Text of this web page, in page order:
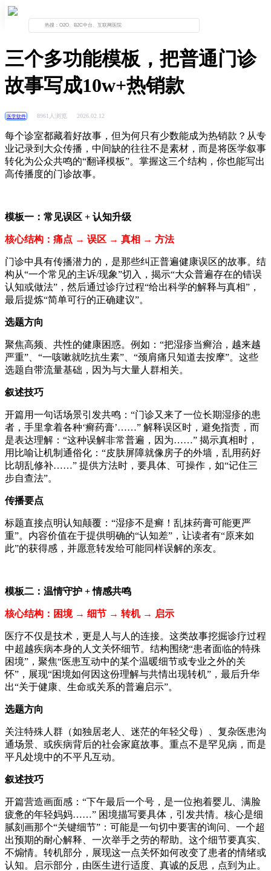
资讯列表 正文
三个多功能模板，把普通门诊
故事写成10w+热销款
医学软件 8961人浏览 2026.02.12
每个诊室都藏着好故事，但为何只有少数能成为热销款？从专
业记录到大众传播，中间缺的往往不是素材，而是将医学叙事
转化为公众共鸣的“翻译模板”。掌握这三个结构，你也能写出
高传播度的门诊故事。
模板一：常见误区 + 认知升级
核心结构：痛点 → 误区 → 真相 → 方法
门诊中具有传播潜力的，是那些纠正普遍健康误区的故事。结
构从“一个常见的主诉/现象”切入，揭示“大众普遍存在的错误
认知或做法” ，然后通过诊疗过程“给出科学的解释与真相” ，
最后提炼“简单可行的正确建议”。
选题方向
聚焦高频、共性的健康困惑。例如：“把湿疹当癣治，越来越
严重”、“一咳嗽就吃抗生素”、“颈肩痛只知道去按摩”。这些
选题自带流量基础，因为与大量人群相关。
叙述技巧
开篇用一句话场景引发共鸣：“门诊又来了一位长期湿疹的患
者，手里拿着各种‘癣药膏’……” 解释误区时，避免指责，而
是表达理解： “这种误解非常普遍，因为……” 揭示真相时，
用比喻让机制通俗化： “皮肤屏障就像房子的外墙，乱用药好
比胡乱修补……” 提供方法时，要具体、可操作，如“记住三
步自查法”。
传播要点
标题直接点明认知颠覆：“湿疹不是癣！乱抹药膏可能更严
重”。内容价值在于提供明确的“认知差”，让读者有“原来如
此”的获得感，并愿意转发给可能同样误解的亲友。
模板二：温情守护 +情感共鸣
核心结构：困境→ 细节 → 转机→ 启示
医疗不仅是技术，更是人与人的连接。这类故事挖掘诊疗过程
中超越疾病本身的人文关怀细节。结构围绕“患者面临的特殊
困境”，聚焦“医患互动中的某个温暖细节或专业之外的关
怀”，展现“困境如何因这份理解与共情出现转机”，最后升华
出“关于健康、生命或关系的普遍启示”。
选题方向
关注特殊人群（如独居老人、迷茫的年轻父母）、复杂医患沟
通场景、或疾病背后的社会家庭故事。重点不是罕见病，而是
平凡处境中的不平凡互动。
叙述技巧
开篇营造画面感：“下午最后一个号，是一位抱着婴儿、满脸
疲惫的年轻妈妈……” 困境描写要具体，引发共情。核心是细
腻刻画那个“关键细节” ：可能是一句切中要害的询问、一个超
出预期的耐心解释、一次举手之劳的帮助。这个细节要真实、
不煽情。转机部分，展现这一点关怀如何改变了患者的情绪或
认知。启示部分，由医生进行适度、真诚的反思，点到为止。